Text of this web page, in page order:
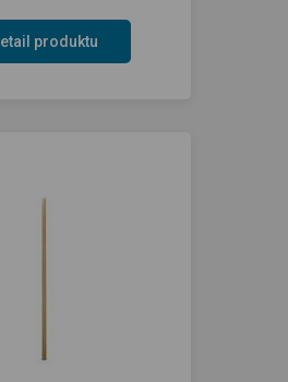
produktu